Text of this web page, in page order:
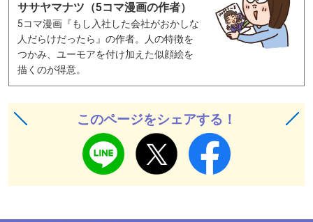
ササヤマナツ（5コマ漫画の作者）
5コマ漫画『もし入社した会社がおかしな
人だらけだったら』の作者。人の特徴を
つかみ、ユーモアを付け加えた似顔絵を
描くのが得意。
このページをシェアする！